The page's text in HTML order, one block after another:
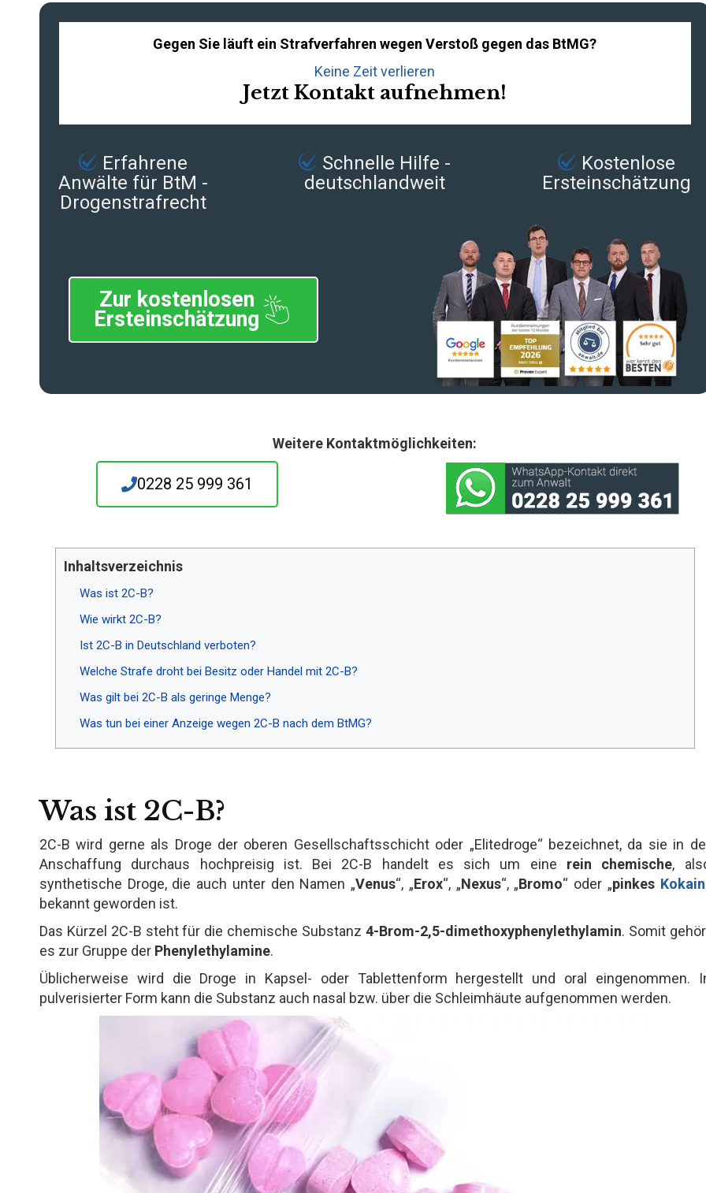
Gegen Sie läuft ein Strafverfahren wegen Verstoß gegen das BtMG?
Keine Zeit verlieren
Jetzt Kontakt aufnehmen!
Erfahrene
Anwälte für BtM -
Drogenstrafrecht
Schnelle Hilfe -
deutschlandweit
Kostenlose
Ersteinschätzung
Zur kostenlosen
Ersteinschätzung
Weitere Kontaktmöglichkeiten:
0228 25 999 361
Inhaltsverzeichnis
Was ist 2C-B?
Wie wirkt 2C-B?
Ist 2C-B in Deutschland verboten?
Welche Strafe droht bei Besitz oder Handel mit 2C-B?
Was gilt bei 2C-B als geringe Menge?
Was tun bei einer Anzeige wegen 2C-B nach dem BtMG?
Was ist 2C-B?
2C-B wird gerne als Droge der oberen Gesellschaftsschicht oder „Elitedroge“ bezeichnet, da sie in
Anschaffung durchaus hochpreisig ist. Bei 2C-B handelt es sich um eine rein chemische,
synthetische Droge, die auch unter den Namen „Venus“, „Erox“, „Nexus“, „Bromo“ oder „pinkes Kokain
bekannt geworden ist.
Das Kürzel 2C-B steht für die chemische Substanz 4-Brom-2,5-dimethoxyphenylethylamin. Somit
es zur Gruppe der Phenylethylamine.
Üblicherweise wird die Droge in Kapsel- oder Tablettenform hergestellt und oral eingenommen.
pulverisierter Form kann die Substanz auch nasal bzw. über die Schleimhäute aufgenommen werden.